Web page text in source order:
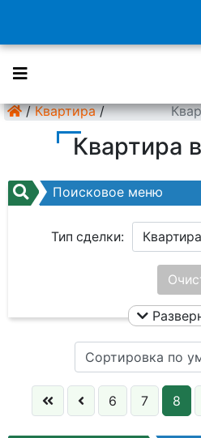
/ Квартира /
Квартира
Поисковое меню
Тип сделки: Квартира
Ничего
Цена:
Кол. комнат:
Этаж:
Сортировка по
6 7 8